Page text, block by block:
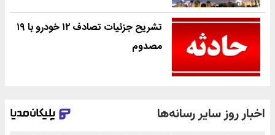
تشریح جزئیات تصادف ۱۲ خودرو با ۱۹
مصدوم